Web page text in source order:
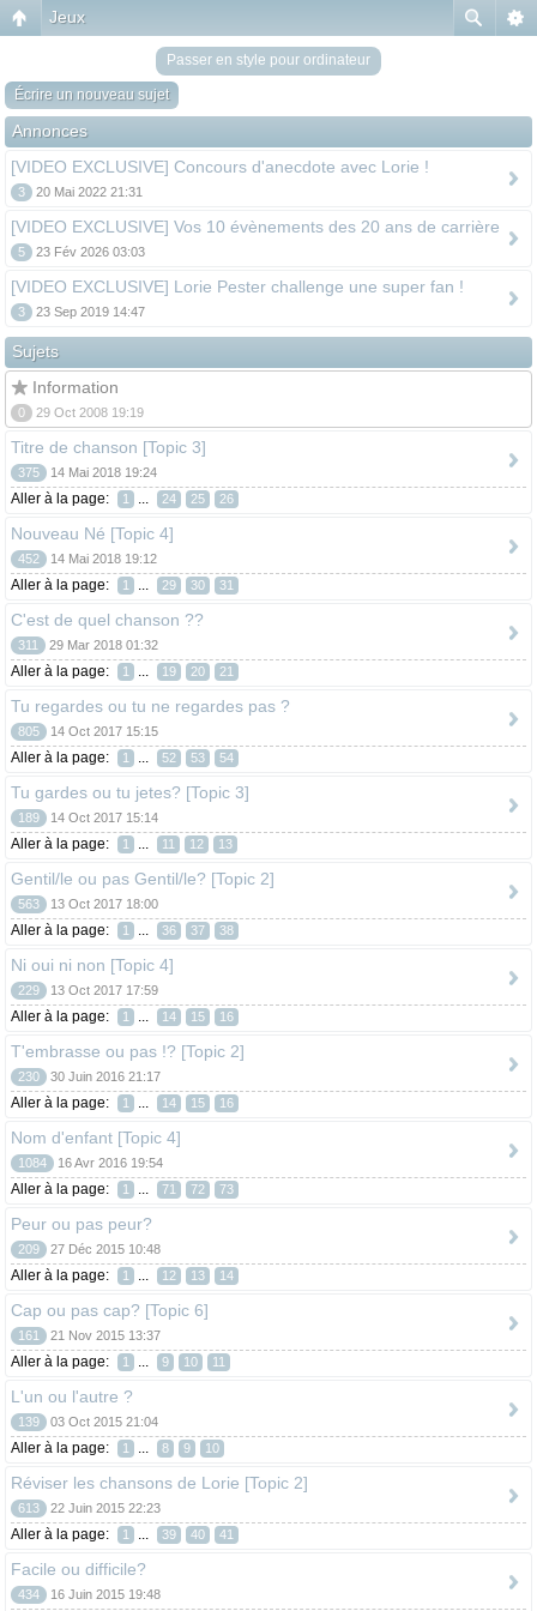
Jeux
Passer en style pour ordinateur
Écrire un nouveau sujet
Annonces
[VIDEO EXCLUSIVE] Concours d'anecdote avec Lorie !
3 20 Mai 2022 21:31
[VIDEO EXCLUSIVE] Vos 10 évènements des 20 ans de carrière
5 23 Fév 2026 03:03
[VIDEO EXCLUSIVE] Lorie Pester challenge une super fan !
3 23 Sep 2019 14:47
Sujets
Information
0 29 Oct 2008 19:19
Titre de chanson [Topic 3]
375 14 Mai 2018 19:24
Aller à la page: 1 ... 24 25 26
Nouveau Né [Topic 4]
452 14 Mai 2018 19:12
Aller à la page: 1 ... 29 30 31
C'est de quel chanson ??
311 29 Mar 2018 01:32
Aller à la page: 1 ... 19 20 21
Tu regardes ou tu ne regardes pas ?
805 14 Oct 2017 15:15
Aller à la page: 1 ... 52 53 54
Tu gardes ou tu jetes? [Topic 3]
189 14 Oct 2017 15:14
Aller à la page: 1 ... 11 12 13
Gentil/le ou pas Gentil/le? [Topic 2]
563 13 Oct 2017 18:00
Aller à la page: 1 ... 36 37 38
Ni oui ni non [Topic 4]
229 13 Oct 2017 17:59
Aller à la page: 1 ... 14 15 16
T'embrasse ou pas !? [Topic 2]
230 30 Juin 2016 21:17
Aller à la page: 1 ... 14 15 16
Nom d'enfant [Topic 4]
1084 16 Avr 2016 19:54
Aller à la page: 1 ... 71 72 73
Peur ou pas peur?
209 27 Déc 2015 10:48
Aller à la page: 1 ... 12 13 14
Cap ou pas cap? [Topic 6]
161 21 Nov 2015 13:37
Aller à la page: 1 ... 9 10 11
L'un ou l'autre ?
139 03 Oct 2015 21:04
Aller à la page: 1 ... 8 9 10
Réviser les chansons de Lorie [Topic 2]
613 22 Juin 2015 22:23
Aller à la page: 1 ... 39 40 41
Facile ou difficile?
434 16 Juin 2015 19:48